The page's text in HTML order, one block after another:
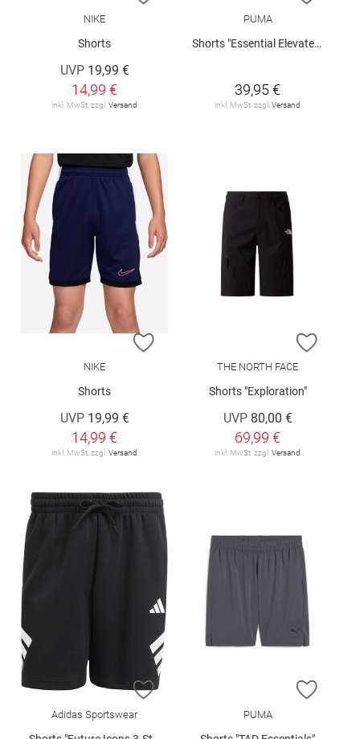
NIKE
Shorts
UVP 19,99 €
14,99 €
inkl. MwSt. zzgl. Versand
PUMA
Shorts "Essential Elevated"
39,95 €
inkl. MwSt. zzgl. Versand
ZUR WUNSCHLISTE HINZUFÜGEN
NIKE
Shorts
UVP 19,99 €
14,99 €
inkl. MwSt. zzgl. Versand
ZUR
THE NORTH FACE
Shorts "Exploration"
UVP 80,00 €
69,99 €
inkl. MwSt. zzgl. Versand
ZUR WUNSCHLISTE HINZUFÜGEN
Adidas Sportswear
ZUR
PUMA